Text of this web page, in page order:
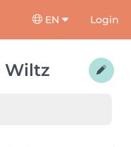
EN Login
Wiltz